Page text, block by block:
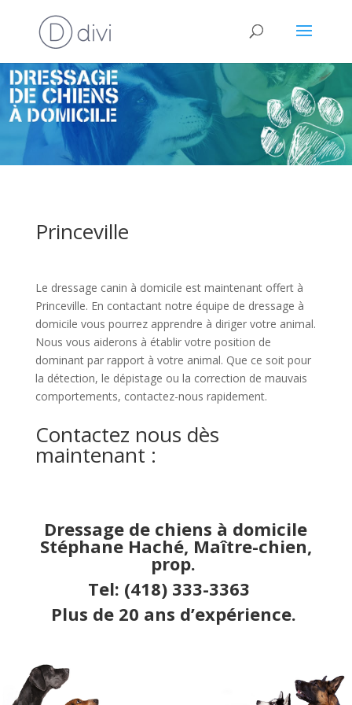
Princeville
Le dressage canin à domicile est maintenant offert à
Princeville. En contactant notre équipe de dressage à
domicile vous pourrez apprendre à diriger votre animal.
Nous vous aiderons à établir votre position de
dominant par rapport à votre animal. Que ce soit pour
la détection, le dépistage ou la correction de mauvais
comportements, contactez-nous rapidement.
Contactez nous dès
maintenant :
Dressage de chiens à domicile
Stéphane Haché, Maître-chien,
prop.
Tel: (418) 333-3363
Plus de 20 ans d’expérience.